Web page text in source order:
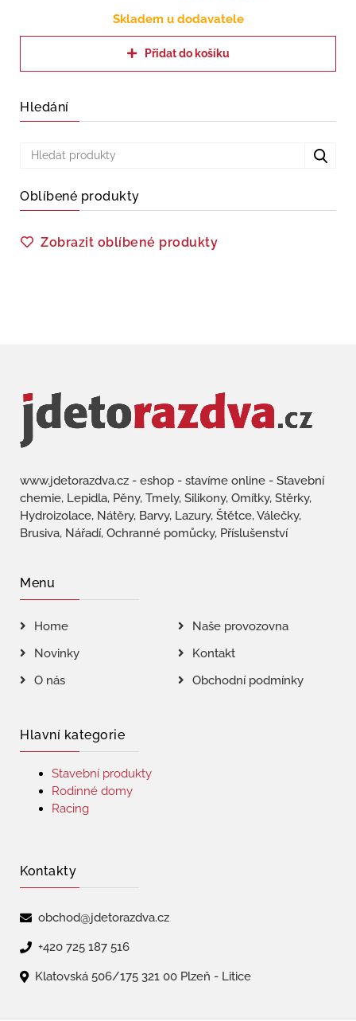
Skladem u dodavatele
Přidat do košíku
Hledání
Oblíbené produkty
Zobrazit oblíbené produkty
www.jdetorazdva.cz - eshop - stavíme online - Stavební
chemie, Lepidla, Pěny, Tmely, Silikony, Omítky, Stěrky,
Hydroizolace, Nátěry, Barvy, Lazury, Štětce, Válečky,
Brusiva, Nářadí, Ochranné pomůcky, Příslušenství
Menu
Home
Naše provozovna
Novinky
Kontakt
O nás
Obchodní podmínky
Hlavní kategorie
Stavební produkty
Rodinné domy
Racing
Kontakty
obchod@jdetorazdva.cz
+420 725 187 516
Klatovská 506/175 321 00 Plzeň - Litice